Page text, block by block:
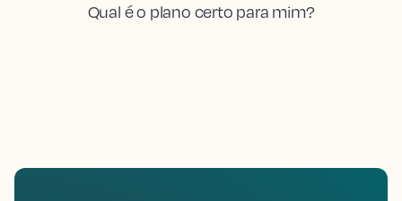
Qual é o plano certo para mim?